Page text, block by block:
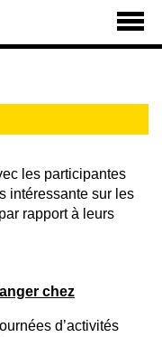
chez
d’activités
les participantes
intéressante sur les
rapport à leurs